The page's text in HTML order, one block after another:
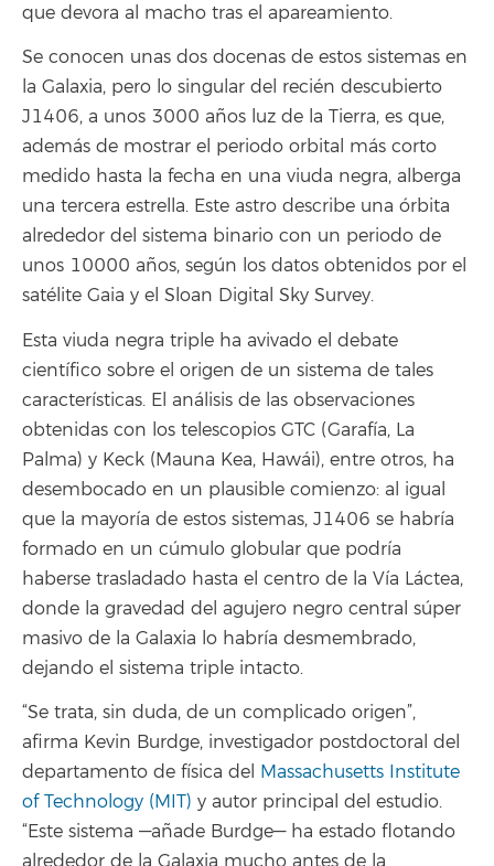
que devora al macho tras el apareamiento.
Se conocen unas dos docenas de estos sistemas en
la Galaxia, pero lo singular del recién descubierto
J1406, a unos 3000 años luz de la Tierra, es que,
además de mostrar el periodo orbital más corto
medido hasta la fecha en una viuda negra, alberga
una tercera estrella. Este astro describe una órbita
alrededor del sistema binario con un periodo de
unos 10000 años, según los datos obtenidos por el
satélite Gaia y el Sloan Digital Sky Survey.
Esta viuda negra triple ha avivado el debate
científico sobre el origen de un sistema de tales
características. El análisis de las observaciones
obtenidas con los telescopios GTC (Garafía, La
Palma) y Keck (Mauna Kea, Hawái), entre otros, ha
desembocado en un plausible comienzo: al igual
que la mayoría de estos sistemas, J1406 se habría
formado en un cúmulo globular que podría
haberse trasladado hasta el centro de la Vía Láctea,
donde la gravedad del agujero negro central súper
masivo de la Galaxia lo habría desmembrado,
dejando el sistema triple intacto.
“Se trata, sin duda, de un complicado origen”,
afirma Kevin Burdge, investigador postdoctoral del
departamento de física del Massachusetts Institute
of Technology (MIT) y autor principal del estudio.
“Este sistema —añade Burdge— ha estado flotando
alrededor de la Galaxia mucho antes de la